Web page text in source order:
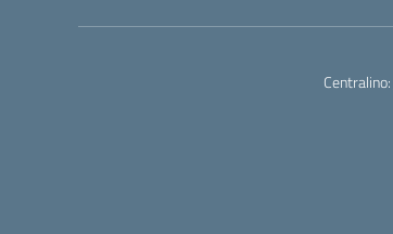
Centralino: